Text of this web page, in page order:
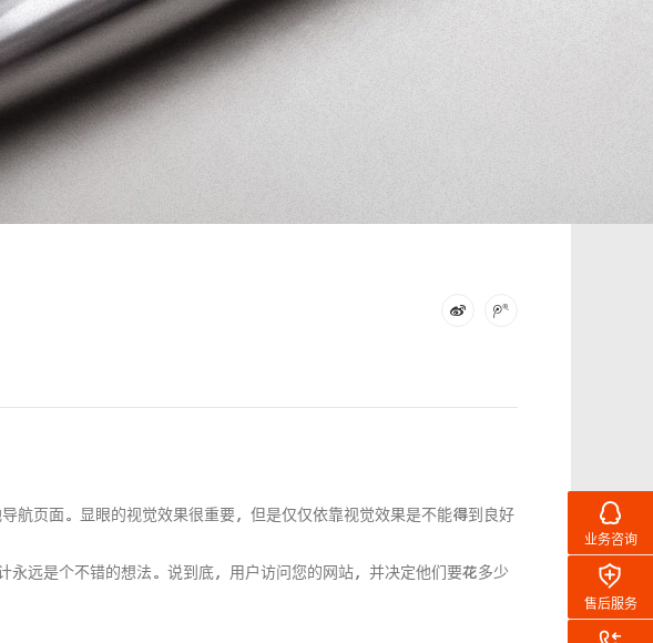
航页面。显眼的视觉效果很重要，但是仅仅依靠视觉效果是不能得到良好
远是个不错的想法。说到底，用户访问您的网站，并决定他们要花多少
业务咨询
售后服务